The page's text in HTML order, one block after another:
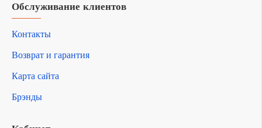
Обслуживание клиентов
Контакты
Возврат и гарантия
Карта сайта
Брэнды